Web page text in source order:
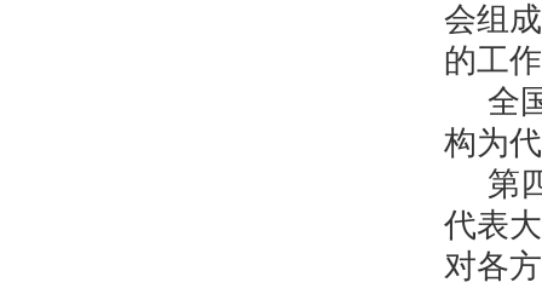
会组
的工
全
构为
第
代表
对各